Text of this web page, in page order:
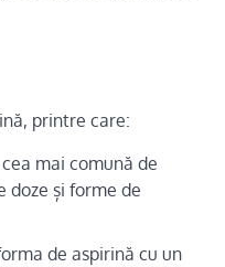
printre care:
mai comună de
doze și forme de
de aspirină cu un